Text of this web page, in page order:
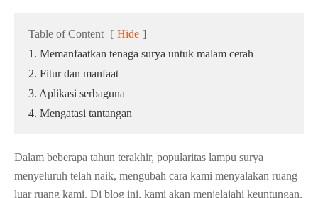
Table of Content [ Hide ]
1. Memanfaatkan tenaga surya untuk malam cerah
2. Fitur dan manfaat
3. Aplikasi serbaguna
4. Mengatasi tantangan
Dalam beberapa tahun terakhir, popularitas lampu surya
menyeluruh telah naik, mengubah cara kami menyalakan ruang
luar ruang kami. Di blog ini, kami akan menjelajahi keuntungan,